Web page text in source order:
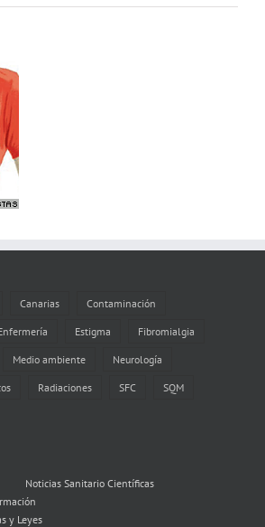
Canarias Contaminación
Estigma Fibromialgia
Medio ambiente Neurología
Radiaciones SFC SQM
Noticias Sanitario Científicas
y Leyes